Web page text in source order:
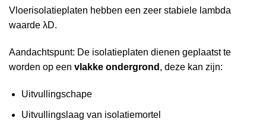
Vloerisolatieplaten hebben een zeer stabiele lambda
waarde λD.
Aandachtspunt: De isolatieplaten dienen geplaatst te
worden op een vlakke ondergrond , deze kan zijn:
Uitvullingschape
Uitvullingslaag van isolatiemortel